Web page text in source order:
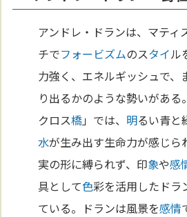
アンドレ・ドランは、マティ
チでフォービズムのスタイル
力強く、エネルギッシュで、
り出るかのような勢いがある
クロス橋」では、 明るい青と
水が生み出す生命力が感じら
実の形に縛られず、印象や感
具として色彩を活用したドラ
ている。ドランは風景を感情